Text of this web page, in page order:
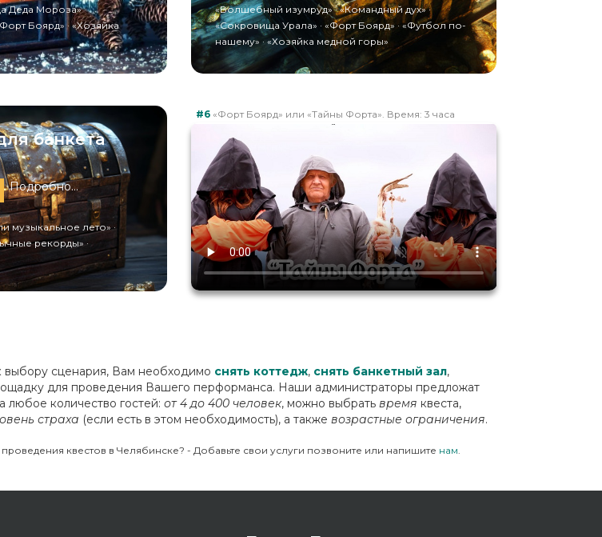
Деда Мороза» ·
Боярд» · «Хозяйка
«Волшебный изумруд» · «Командный дух» ·
«Сокровища Урала» · «Форт Боярд» · «Футбол по-
нашему» · «Хозяйка медной горы»
банкета
Подробно...
музыкальное лето» ·
рекорды» ·
#6«Форт Боярд» или «Тайны Форта». Время: 3 часа
выбору сценария, Вам необходимо снять коттедж, снять банкетный зал,
для проведения Вашего перформанса. Наши администраторы предложат
любое количество гостей: от 4 до 400 человек, можно выбрать время квеста,
страха (если есть в этом необходимость), а также возрастные ограничения.
квестов в Челябинске? - Добавьте свои услуги позвоните или напишите нам.